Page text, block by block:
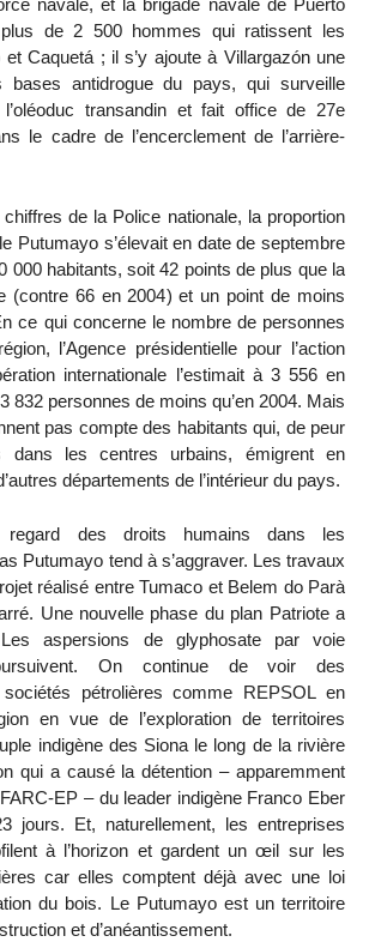
navale, et la brigade navale de Puerto
de 2 500 hommes qui ratissent les
Caquetá ; il s’y ajoute à Villargazón une
bases antidrogue du pays, qui surveille
l’oléoduc transandin et fait office de 27e
le cadre de l’encerclement de l’arrière-
chiffres de la Police nationale, la proportion
Putumayo s’élevait en date de septembre
000 habitants, soit 42 points de plus que la
(contre 66 en 2004) et un point de moins
ce qui concerne le nombre de personnes
l’Agence présidentielle pour l’action
internationale l’estimait à 3 556 en
832 personnes de moins qu’en 2004. Mais
pas compte des habitants qui, de peur
dans les centres urbains, émigrent en
départements de l’intérieur du pays.
des droits humains dans les
Putumayo tend à s’aggraver. Les travaux
réalisé entre Tumaco et Belem do Parà
Une nouvelle phase du plan Patriote a
aspersions de glyphosate par voie
On continue de voir des
pétrolières comme REPSOL en
en vue de l’exploration de territoires
indigène des Siona le long de la rivière
qui a causé la détention – apparemment
EP – du leader indigène Franco Eber
jours. Et, naturellement, les entreprises
à l’horizon et gardent un œil sur les
car elles comptent déjà avec une loi
du bois. Le Putumayo est un territoire
et d’anéantissement.